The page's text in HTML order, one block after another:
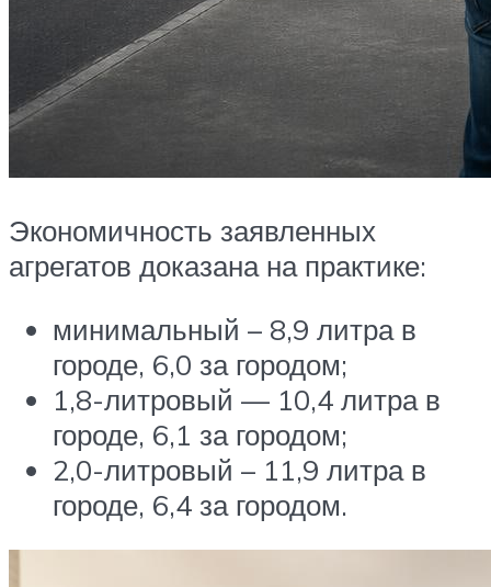
Экономичность заявленных
агрегатов доказана на практике:
минимальный – 8,9 литра в
городе, 6,0 за городом;
1,8-литровый — 10,4 литра в
городе, 6,1 за городом;
2,0-литровый – 11,9 литра в
городе, 6,4 за городом.